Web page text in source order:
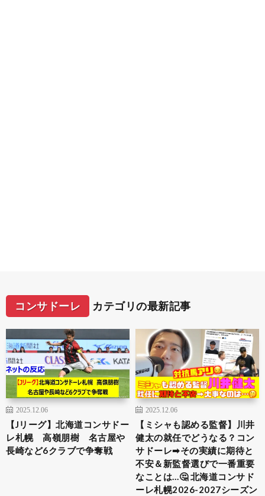
コンサドーレ カテゴリの最新記事
2025.12.06
【Jリーグ】北海道コンサドー
レ札幌 高嶺朋樹 名古屋や
長崎など6クラブで争奪戦
2025.12.06
【ミシャも認める監督】川井
健太の就任でどうなる？コン
サドーレ➡︎その実績に期待と
不安＆新監督選びで一番重要
なことは…🤔 北海道コンサド
ーレ札幌2026-2027シーズン